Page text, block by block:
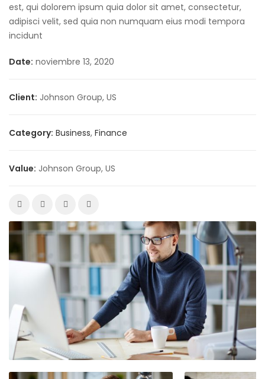
est, qui dolorem ipsum quia dolor sit amet, consectetur,
adipisci velit, sed quia non numquam eius modi tempora
incidunt
Date: noviembre 13, 2020
Client: Johnson Group, US
Category: Business, Finance
Value: Johnson Group, US